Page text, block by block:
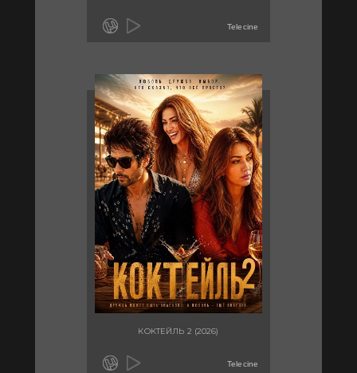
Telecine
КОКТЕЙЛЬ 2 (2026)
Telecine